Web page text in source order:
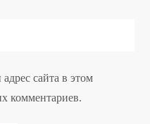
сайта в этом
комментариев.